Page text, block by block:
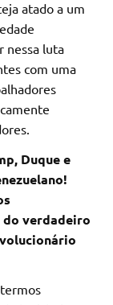
atado a um
nessa luta
com uma
Duque e
verdadeiro